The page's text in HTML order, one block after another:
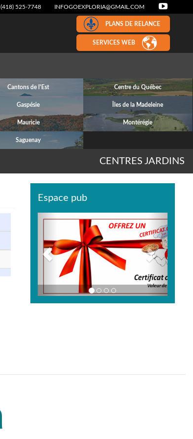
(418) 525-7748 INFOGOEXPLORIA@GMAIL.COM
PLANS DE RELANCE
SERVICES WEB
Cantons de l'Est Centre du Québec
Gaspésie Îles de la Madeleine
Mauricie Montérégie
Saguenay
CENTRES JARDINS
Espace pub
Previous
Next